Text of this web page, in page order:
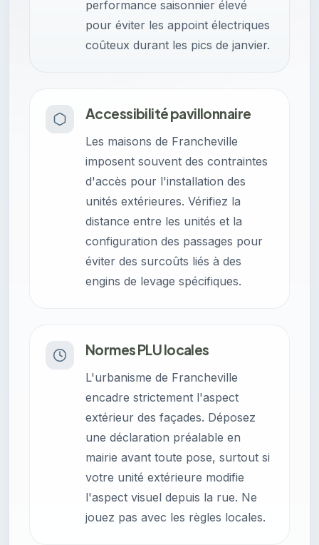
performance saisonnier élevé
pour éviter les appoint électriques
coûteux durant les pics de janvier.
Accessibilité pavillonnaire
Les maisons de Francheville
imposent souvent des contraintes
d'accès pour l'installation des
unités extérieures. Vérifiez la
distance entre les unités et la
configuration des passages pour
éviter des surcoûts liés à des
engins de levage spécifiques.
Normes PLU locales
L'urbanisme de Francheville
encadre strictement l'aspect
extérieur des façades. Déposez
une déclaration préalable en
mairie avant toute pose, surtout si
votre unité extérieure modifie
l'aspect visuel depuis la rue. Ne
jouez pas avec les règles locales.